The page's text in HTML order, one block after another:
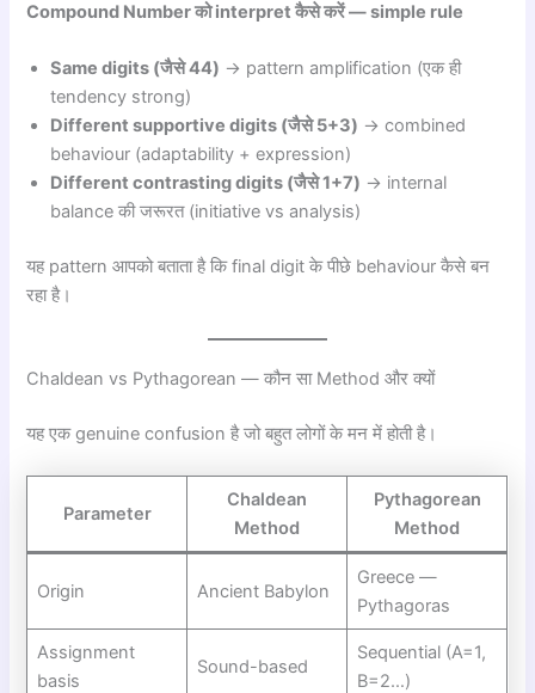
Compound Number को interpret कैसे करें — simple rule
Same digits (जैसे 44) → pattern amplification (एक ही
tendency strong)
Different supportive digits (जैसे 5+3) → combined
behaviour (adaptability + expression)
Different contrasting digits (जैसे 1+7) → internal
balance की जरूरत (initiative vs analysis)
यह pattern आपको बताता है कि final digit के पीछे behaviour कैसे बन
रहा है।
Chaldean vs Pythagorean — कौन सा Method और क्यों
यह एक genuine confusion है जो बहुत लोगों के मन में होती है।
Parameter
Chaldean
Method
Pythagorean
Method
Origin Ancient Babylon
Greece —
Pythagoras
Assignment
basis
Sound-based
Sequential (A=1,
B=2…)